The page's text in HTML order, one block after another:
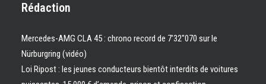
Rédaction
Mercedes-AMG CLA 45 : chrono record de 7’32″070 sur le
Nürburgring (vidéo)
Loi Ripost : les jeunes conducteurs bientôt interdits de voitures